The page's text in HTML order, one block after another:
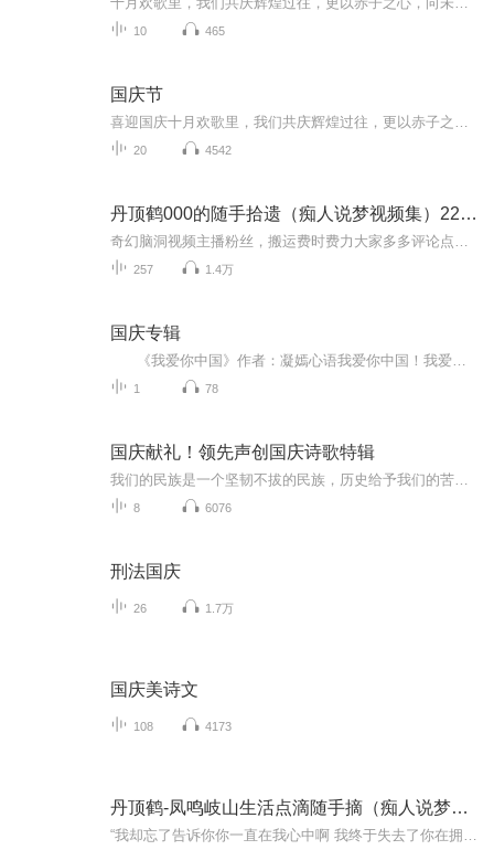
10 465
国庆节
20 4542
丹顶鹤000的随手拾遗（痴人说梦视频集）22年9月
257 1.4万
国庆专辑
1 78
国庆献礼！领先声创国庆诗歌特辑
8 6076
刑法国庆
26 1.7万
国庆美诗文
108 4173
丹顶鹤-凤鸣岐山生活点滴随手摘（痴人说梦音频集）